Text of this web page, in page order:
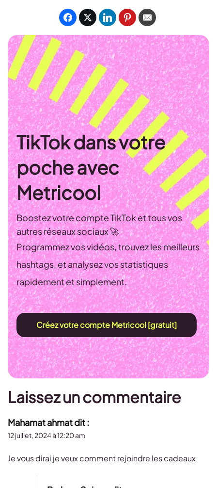
TikTok dans votre
poche avec
Metricool
Boostez votre compte TikTok et tous vos
autres réseaux sociaux 🚀
Programmez vos vidéos, trouvez les meilleurs
hashtags, et analysez vos statistiques
rapidement et simplement.
Créez votre compte Metricool [gratuit]
Laissez un commentaire
Mahamat ahmatdit :
12 juillet, 2024 à 12:20 am
Je vous dirai je veux comment rejoindre les cadeaux